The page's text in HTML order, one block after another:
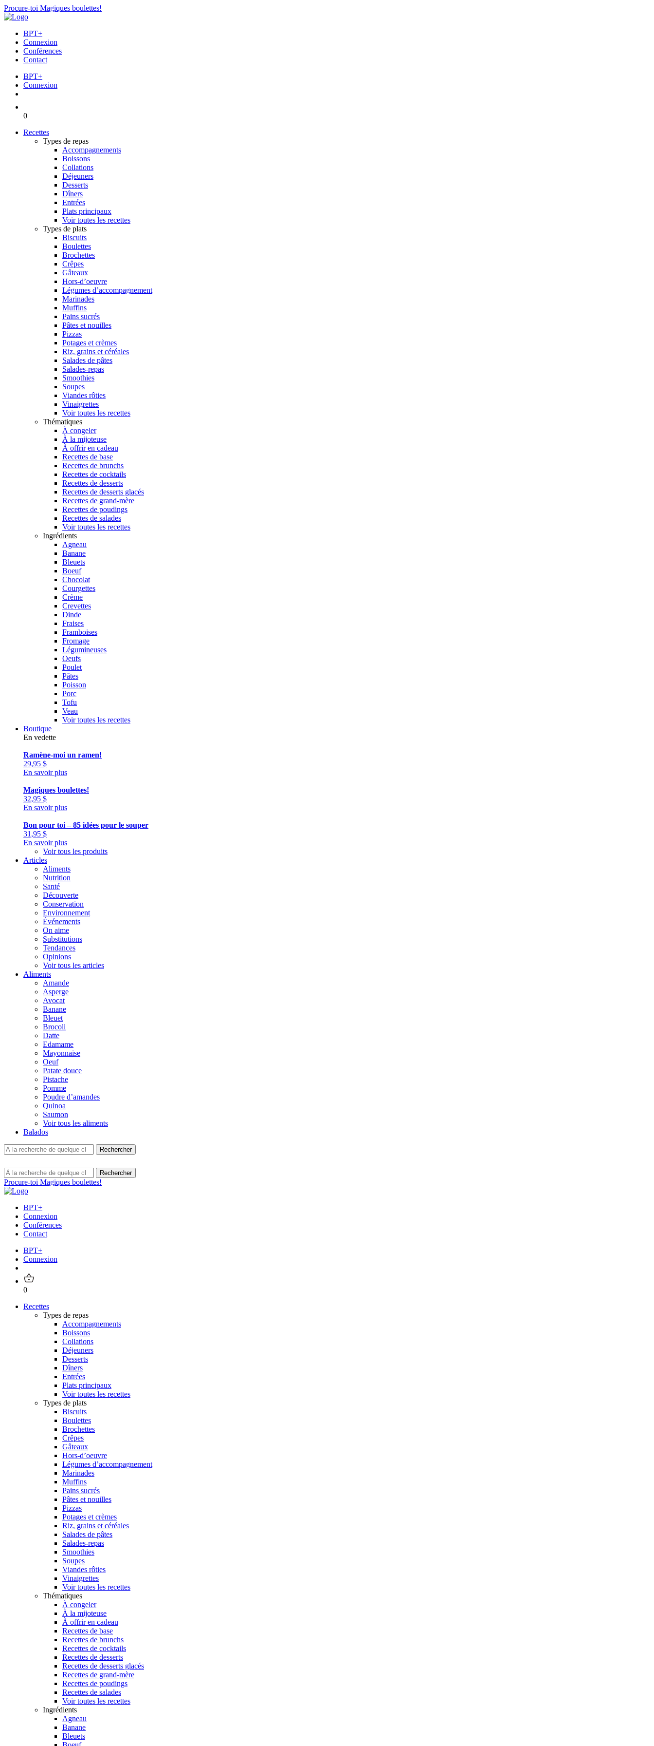
Procure-toi Magiques boulettes!
BPT+
Connexion
Conférences
Contact
BPT+
Connexion
0
Recettes
Types de repas
Accompagnements
Boissons
Collations
Déjeuners
Desserts
Dîners
Entrées
Plats principaux
Voir toutes les recettes
Types de plats
Biscuits
Boulettes
Brochettes
Crêpes
Gâteaux
Hors-d’oeuvre
Légumes d’accompagnement
Marinades
Muffins
Pains sucrés
Pâtes et nouilles
Pizzas
Potages et crèmes
Riz, grains et céréales
Salades de pâtes
Salades-repas
Smoothies
Soupes
Viandes rôties
Vinaigrettes
Voir toutes les recettes
Thématiques
À congeler
À la mijoteuse
À offrir en cadeau
Recettes de base
Recettes de brunchs
Recettes de cocktails
Recettes de desserts
Recettes de desserts glacés
Recettes de grand-mère
Recettes de poudings
Recettes de salades
Voir toutes les recettes
Ingrédients
Agneau
Banane
Bleuets
Boeuf
Chocolat
Courgettes
Crème
Crevettes
Dinde
Fraises
Framboises
Fromage
Légumineuses
Oeufs
Poulet
Pâtes
Poisson
Porc
Tofu
Veau
Voir toutes les recettes
Boutique
En vedette
Ramène-moi un ramen!
29,95 $
En savoir plus
Magiques boulettes!
32,95 $
En savoir plus
Bon pour toi – 85 idées pour le souper
31,95 $
En savoir plus
Voir tous les produits
Articles
Aliments
Nutrition
Santé
Découverte
Conservation
Environnement
Événements
On aime
Substitutions
Tendances
Opinions
Voir tous les articles
Aliments
Amande
Asperge
Avocat
Banane
Bleuet
Brocoli
Datte
Edamame
Mayonnaise
Oeuf
Patate douce
Pistache
Pomme
Poudre d’amandes
Quinoa
Saumon
Voir tous les aliments
Balados
Procure-toi Magiques boulettes!
BPT+
Connexion
Conférences
Contact
BPT+
Connexion
0
Recettes
Types de repas
Accompagnements
Boissons
Collations
Déjeuners
Desserts
Dîners
Entrées
Plats principaux
Voir toutes les recettes
Types de plats
Biscuits
Boulettes
Brochettes
Crêpes
Gâteaux
Hors-d’oeuvre
Légumes d’accompagnement
Marinades
Muffins
Pains sucrés
Pâtes et nouilles
Pizzas
Potages et crèmes
Riz, grains et céréales
Salades de pâtes
Salades-repas
Smoothies
Soupes
Viandes rôties
Vinaigrettes
Voir toutes les recettes
Thématiques
À congeler
À la mijoteuse
À offrir en cadeau
Recettes de base
Recettes de brunchs
Recettes de cocktails
Recettes de desserts
Recettes de desserts glacés
Recettes de grand-mère
Recettes de poudings
Recettes de salades
Voir toutes les recettes
Ingrédients
Agneau
Banane
Bleuets